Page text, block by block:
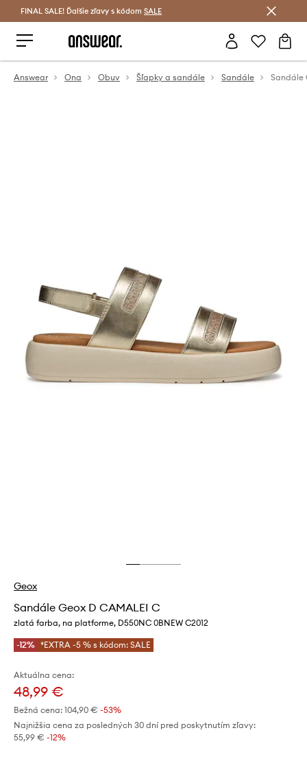
Šetrite s Answear Club >
FINAL SALE! Ďalšie zľavy s kódom SALE
Answear Ona Obuv Šľapky a sandále Sandále Sandále
Geox
Sandále Geox D CAMALEI C
zlatá farba, na platforme, D550NC 0BNEW C2012
-12% *EXTRA -5 % s kódom: SALE
Aktuálna cena:
48,99 €
Bežná cena: 104,90 € -53%
Najnižšia cena za posledných 30 dní pred poskytnutím zľavy:
55,99 € -12%